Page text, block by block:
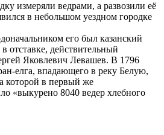
измеряли ведрами, а развозили её
в небольшом уездном городке
его был казанский
отставке, действительный
Яковлевич Левашев. В 1796
елга, впадающего в реку Белую,
которой в первый же
«выкурено 8040 ведер хлебного